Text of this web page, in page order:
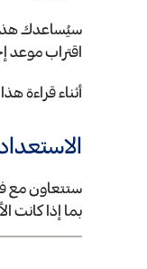
سيُساعدك هذا
اقتراب موعد
أثناء قراءة
ستتعاون مع
بما إذا كانت